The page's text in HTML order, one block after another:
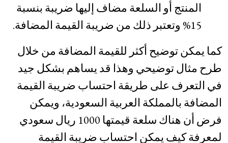
المنتج أو السلعة مضاف إليها ضريبة بنسبة
15% وتعتبر ذلك من ضريبة القيمة المضافة.
كما يمكن توضيح أكثر للقيمة المضافة من خلال
طرح مثال توضيحي وهذا قد يساهم بشكل جيد
في التعرف على طريقة احتساب ضريبة القيمة
المضافة بالمملكة العربية السعودية، ويمكن
فرض أن هناك سلعة قيمتها 1000 ريال سعودي
لمعرفة كيف يمكن احتساب ضريبة القيمة